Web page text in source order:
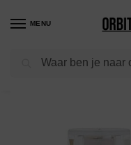
MENU
Shop / Verlichting /